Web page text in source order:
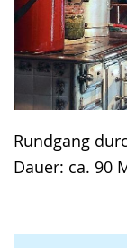
Rundgang
Dauer: ca. 90